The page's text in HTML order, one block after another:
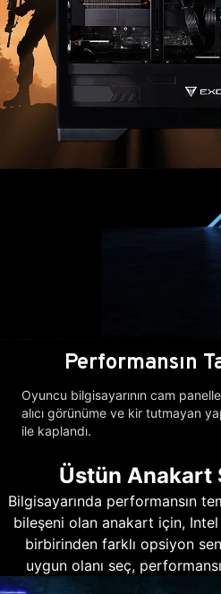
Performansın
Oyuncu bilgisayarının cam
alıcı görünüme ve kir tutmayan
ile kaplandı.
Üstün Anakart
Bilgisayarında performansın
bileşeni olan anakart için, Intel
birbirinden farklı opsiyon
uygun olanı seç,